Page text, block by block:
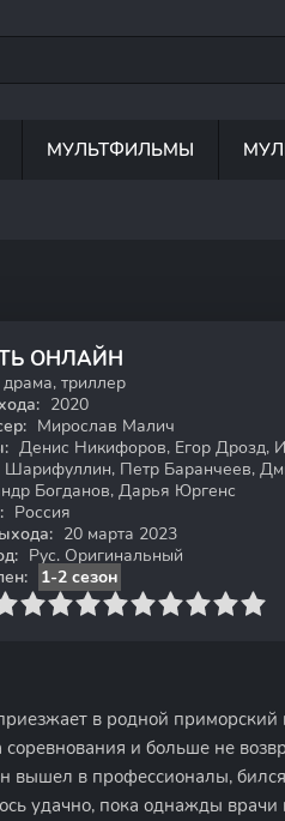
МУЛЬТФИЛЬМЫ
ОНЛАЙН
драма, триллер
2020
Мирослав Малич
Денис Никифоров, Егор Дрозд,
Шарифуллин, Петр Баранчеев,
Богданов, Дарья Юргенс
Россия
20 марта 2023
Рус. Оригинальный
1-2 сезон
6 7 8 9 10
в родной приморский
и больше не
вышел в профессионалы,
удачно, пока однажды